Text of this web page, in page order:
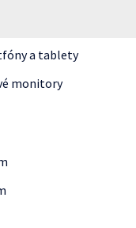
a tablety
monitory